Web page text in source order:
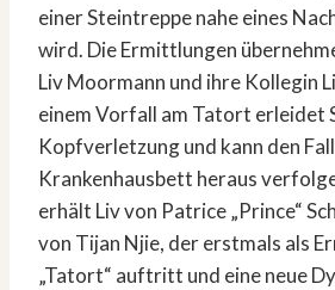
einer Steintreppe nahe eines
wird. Die Ermittlungen
Liv Moormann und ihre Kollegin
einem Vorfall am Tatort erleidet
Kopfverletzung und kann den
Krankenhausbett heraus
erhält Liv von Patrice „Prince“
von Tijan Njie, der erstmals als
„Tatort“ auftritt und eine neue